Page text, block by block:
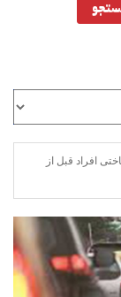
افراد قبل از